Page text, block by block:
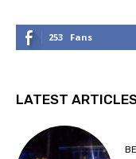
253 Fans
LATEST